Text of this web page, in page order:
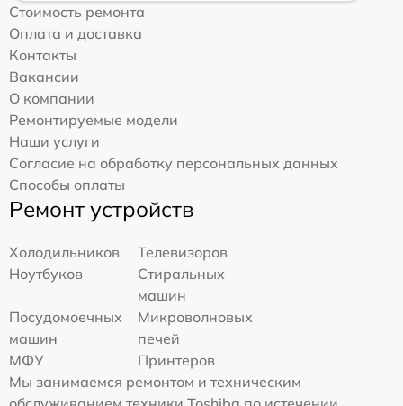
Стоимость ремонта
Оплата и доставка
Контакты
Вакансии
О компании
Ремонтируемые модели
Наши услуги
Согласие на обработку персональных данных
Способы оплаты
Ремонт устройств
Холодильников
Телевизоров
Ноутбуков
Стиральных
машин
Посудомоечных
машин
Микроволновых
печей
МФУ
Принтеров
Мы занимаемся ремонтом и техническим